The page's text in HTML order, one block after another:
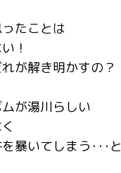
たことは
！
が解き明かすの？
が湯川らしい
暴いてしまう･･･